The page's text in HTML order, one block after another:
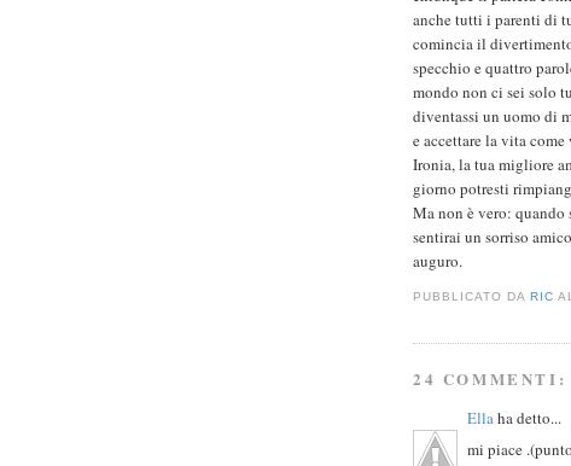
anche tutti i parenti di
comincia il
specchio e quattro
mondo non ci sei solo
diventassi un uomo di
e accettare la vita
Ironia, la tua migliore
giorno potresti
Ma non è vero:
sentirai un sorriso
auguro.
PUBBLICATO DARIC
24 COMMENTI:
Ella ha detto...
mi piace